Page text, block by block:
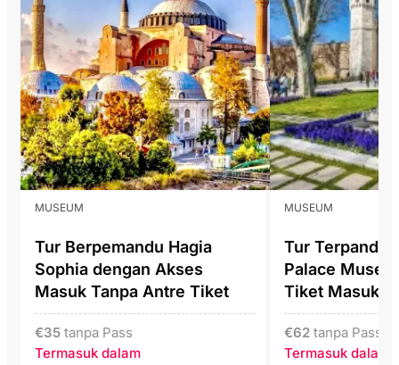
MUSEUM
Tur Berpemandu Hagia
Sophia dengan Akses
Masuk Tanpa Antre Tiket
€35 tanpa Pass
Termasuk dalam
MUSEUM
Tur Terpandu
Palace
Tiket Masuk
€62 tanpa Pass
Termasuk dalam